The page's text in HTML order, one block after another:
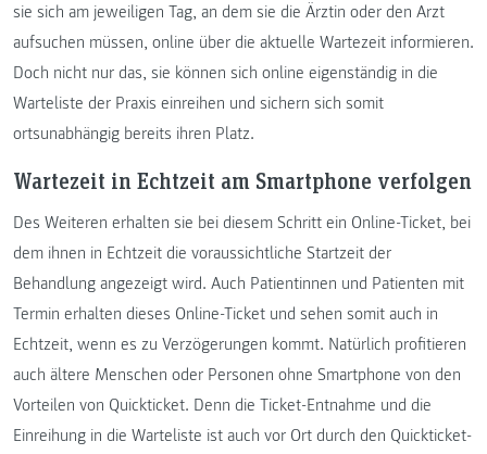
sie sich am jeweiligen Tag, an dem sie die Ärztin oder den Arzt
aufsuchen müssen, online über die aktuelle Wartezeit informieren.
Doch nicht nur das, sie können sich online eigenständig in die
Warteliste der Praxis einreihen und sichern sich somit
ortsunabhängig bereits ihren Platz.
Wartezeit in Echtzeit am Smartphone verfolgen
Des Weiteren erhalten sie bei diesem Schritt ein Online-Ticket, bei
dem ihnen in Echtzeit die voraussichtliche Startzeit der
Behandlung angezeigt wird. Auch Patientinnen und Patienten mit
Termin erhalten dieses Online-Ticket und sehen somit auch in
Echtzeit, wenn es zu Verzögerungen kommt. Natürlich profitieren
auch ältere Menschen oder Personen ohne Smartphone von den
Vorteilen von Quickticket. Denn die Ticket-Entnahme und die
Einreihung in die Warteliste ist auch vor Ort durch den Quickticket-